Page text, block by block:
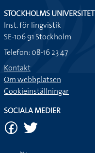
STOCKHOLMS UNIVERSITET
Inst. för lingvistik
SE-106 91 Stockholm
Telefon: 08-16 23 47
Kontakt
Om webbplatsen
Cookieinställningar
SOCIALA MEDIER